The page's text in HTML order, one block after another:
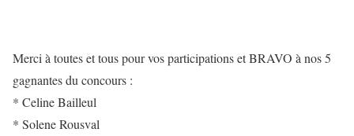
Merci à toutes et tous pour vos participations et BRAVO à nos 5
gagnantes du concours :
* Celine Bailleul
* Solene Rousval